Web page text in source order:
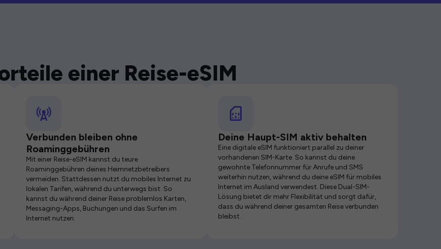
einer Reise-eSIM
Verbunden bleiben ohne
Roaminggebühren
Mit einer Reise-eSIM kannst du teure
Roaminggebühren deines Heimnetzbetreibers
vermeiden. Stattdessen nutzt du mobiles Internet zu
lokalen Tarifen, während du unterwegs bist. So
kannst du während deiner Reise problemlos Karten,
Messaging-Apps, Buchungen und das Surfen im
Internet nutzen.
Deine Haupt-SIM aktiv behalten
Eine digitale eSIM funktioniert parallel zu deiner
vorhandenen SIM-Karte. So kannst du deine
gewohnte Telefonnummer für Anrufe und SMS
weiterhin nutzen, während du deine eSIM für mobiles
Internet im Ausland verwendest. Diese Dual-SIM-
Lösung bietet dir mehr Flexibilität und sorgt dafür,
dass du während deiner gesamten Reise verbunden
bleibst.